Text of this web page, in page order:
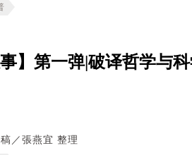
事】第一弹|破译哲学与
／張燕宜 整理